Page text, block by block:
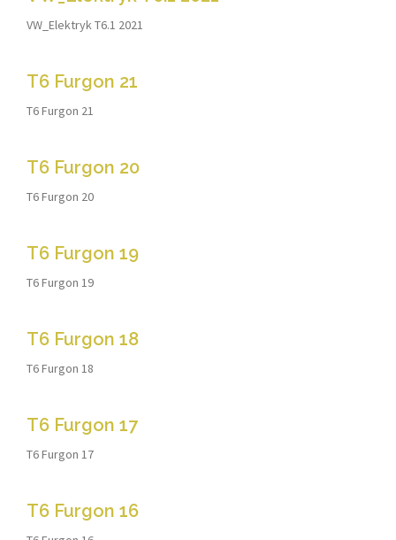
VW_Elektryk T6.1 2021
T6 Furgon 21
T6 Furgon 21
T6 Furgon 20
T6 Furgon 20
T6 Furgon 19
T6 Furgon 19
T6 Furgon 18
T6 Furgon 18
T6 Furgon 17
T6 Furgon 17
T6 Furgon 16